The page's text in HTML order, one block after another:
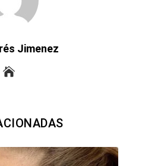
Jimenez